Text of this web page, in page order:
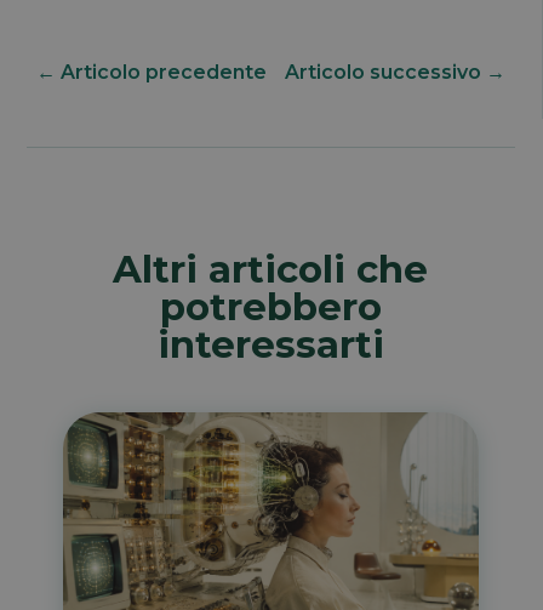
← Articolo precedente Articolo successivo →
Altri articoli che
potrebbero
interessarti